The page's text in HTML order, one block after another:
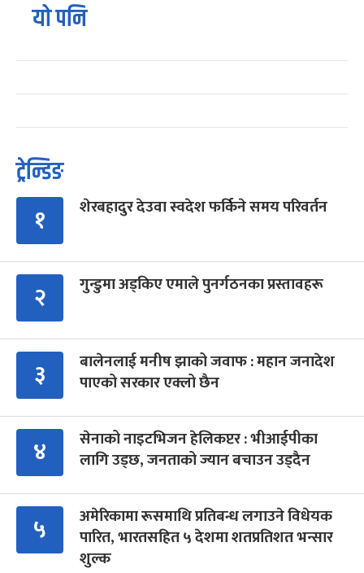
यो पनि
ट्रेन्डिङ
१ शेरबहादुर देउवा स्वदेश फर्किने समय परिवर्तन
२ गुन्डुमा अड्किए एमाले पुनर्गठनका प्रस्तावहरू
३
बालेनलाई मनीष झाको जवाफ : महान जनादेश
पाएको सरकार एक्लो छैन
४
सेनाको नाइटभिजन हेलिकप्टर : भीआईपीका
लागि उड्छ, जनताको ज्यान बचाउन उड्दैन
५
अमेरिकामा रूसमाथि प्रतिबन्ध लगाउने विधेयक
पारित, भारतसहित ५ देशमा शतप्रतिशत भन्सार
शुल्क